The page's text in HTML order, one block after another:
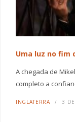
Uma luz no fim
A chegada de
completo a
INGLATERRA 3